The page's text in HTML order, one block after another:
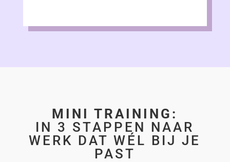
MINI TRAINING:
IN 3 STAPPEN NAAR
WERK DAT WÉL BIJ JE
PAST